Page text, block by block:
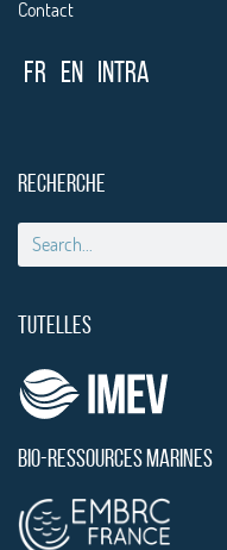
Contact
FR EN Intra
RECHERCHE
TUTELLES
BIO-RESSOURCES MARINES